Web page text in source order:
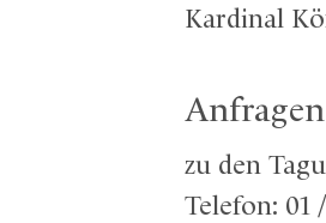
Kardinal
Anfragen
zu den
Telefon: 01